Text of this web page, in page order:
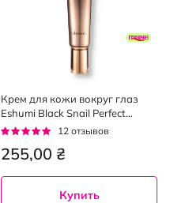
Крем для кожи вокруг глаз
Eshumi Black Snail Perfect
Hydrator 40 мл
Рейтинг:
12 отзывов
255,00 ₴
Купить